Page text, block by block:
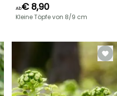
Ab€ 8,90
Kleine Töpfe von 8/9 cm